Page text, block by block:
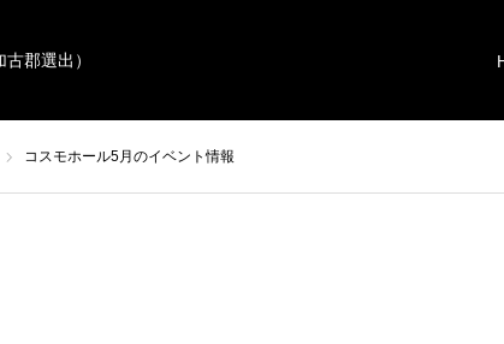
郡選出）
コスモホール5月のイベント情報